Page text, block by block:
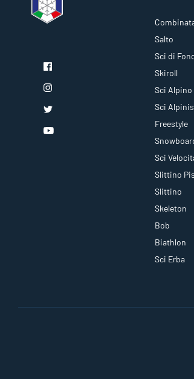
Salto
Sci di
Skiroll
Sci Alpino
Sci
Freestyle
Sci
Slittino
Slittino
Skeleton
Bob
Biathlon
Sci Erba